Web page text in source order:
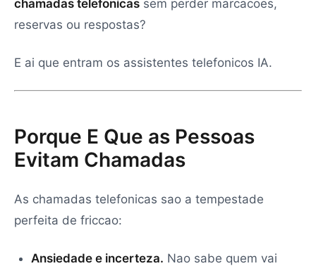
chamadas telefonicas sem perder marcacoes,
reservas ou respostas?
E ai que entram os assistentes telefonicos IA.
Porque E Que as Pessoas
Evitam Chamadas
As chamadas telefonicas sao a tempestade
perfeita de friccao:
Ansiedade e incerteza. Nao sabe quem vai